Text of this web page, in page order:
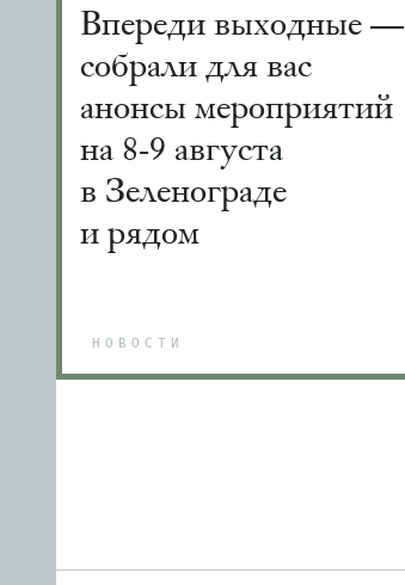
Впереди выходные —
собрали для вас
анонсы мероприятий
на 8-9 августа
в Зеленограде
и рядом
НОВОСТИ